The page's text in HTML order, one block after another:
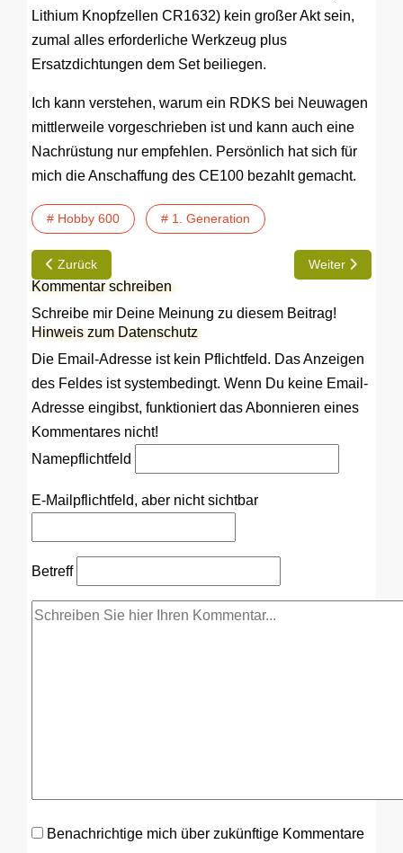
Lithium Knopfzellen CR1632) kein großer Akt sein,
zumal alles erforderliche Werkzeug plus
Ersatzdichtungen dem Set beiliegen.
Ich kann verstehen, warum ein RDKS bei Neuwagen
mittlerweile vorgeschrieben ist und kann auch eine
Nachrüstung nur empfehlen. Persönlich hat sich für
mich die Anschaffung des CE100 bezahlt gemacht.
# Hobby 600 # 1. Generation
Vorheriger Beitrag: Einbau einer Diesel-Heizung im
Zurück Nächster
Weiter
Kommentar schreiben
Schreibe mir Deine Meinung zu diesem Beitrag!
Hinweis zum Datenschutz
Die Email-Adresse ist kein Pflichtfeld. Das Anzeigen
des Feldes ist systembedingt. Wenn Du keine Email-
Adresse eingibst, funktioniert das Abonnieren eines
Kommentares nicht!
Namepflichtfeld
E-Mail pflichtfeld, aber nicht sichtbar
Betreff
Benachrichtige mich über zukünftige Kommentare